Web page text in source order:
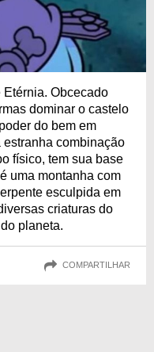
Etérnia. Obcecado
dominar o castelo
do bem em
estranha combinação
físico, tem sua base
uma montanha com
esculpida em
criaturas do
planeta.
COMPARTILHAR